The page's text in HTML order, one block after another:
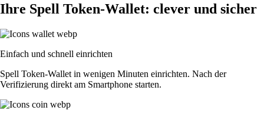
Ihre Spell Token-Wallet: clever und sicher
Einfach und schnell einrichten
Spell Token-Wallet in wenigen Minuten einrichten. Nach der
Verifizierung direkt am Smartphone starten.